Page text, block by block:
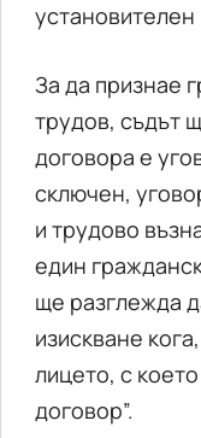
установителен
За да признае
трудов, съдът
договора е
сключен,
и трудово
един
ще разглежда
изискване
лицето, с
договор”.